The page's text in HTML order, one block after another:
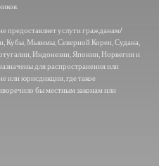
предоставляет услуги гражданам/
Кубы, Мьянмы, Северной Кореи, Судана,
Индонезии, Японии, Норвегии и
для распространения или
или юрисдикции, где такое
бы местным законам или